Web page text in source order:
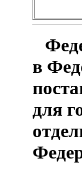
в
для